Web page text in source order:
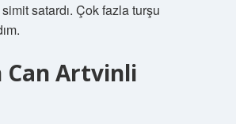
satardı. Çok fazla turşu
Can Artvinli